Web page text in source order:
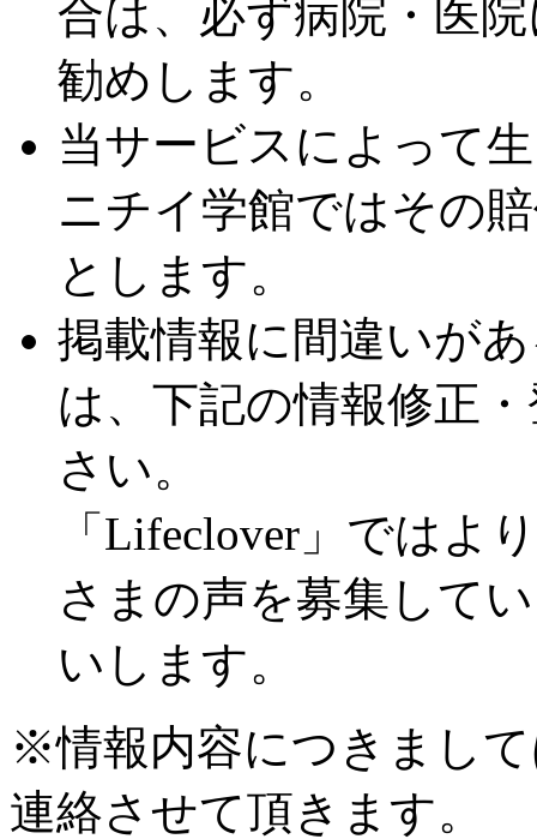
合は、必ず病院・医
勧めします。
当サービスによって
ニチイ学館ではその
とします。
掲載情報に間違いが
は、下記の情報修正
さい。
「Lifeclover」ではよ
さまの声を募集して
いします。
※情報内容につきまし
連絡させて頂きます。